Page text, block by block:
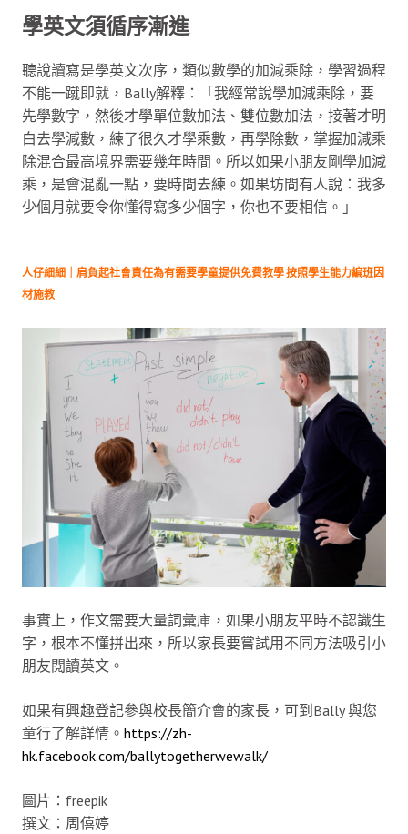
學英文須循序漸進
聽說讀寫是學英文次序，類似數學的加減乘除，學習過程
不能一蹴即就，Bally解釋：「我經常說學加減乘除，要
先學數字，然後才學單位數加法、雙位數加法，接著才明
白去學減數，練了很久才學乘數，再學除數，掌握加減乘
除混合最高境界需要幾年時間。所以如果小朋友剛學加減
乘，是會混亂一點，要時間去練。如果坊間有人說：我多
少個月就要令你懂得寫多少個字，你也不要相信。」
人仔細細｜肩負起社會責任為有需要學童提供免費教學 按照學生能力編班因
材施教
事實上，作文需要大量詞彙庫，如果小朋友平時不認識生
字，根本不懂拼出來，所以家長要嘗試用不同方法吸引小
朋友閱讀英文。
如果有興趣登記參與校長簡介會的家長，可到Bally 與您
童行了解詳情。 https://zh-
hk.facebook.com/ballytogetherwewalk/
圖片：freepik
撰文：周僖婷